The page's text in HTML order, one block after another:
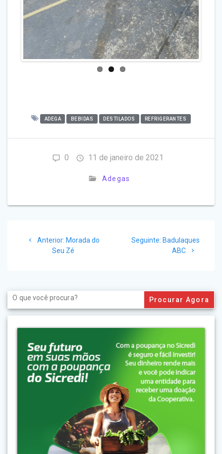
ADEGA BEBIDAS DESTILADOS REFRIGERANTES
0 11 de janeiro de 2021
Adegas
Anterior: Post
anterior:
Morada do
Seu Zé
Seguinte: Post
seguinte:
Badulaques
ABC
Search
for: